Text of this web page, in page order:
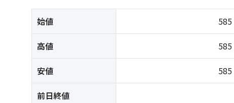
始値 585
高値 585
安値 585
前日終値